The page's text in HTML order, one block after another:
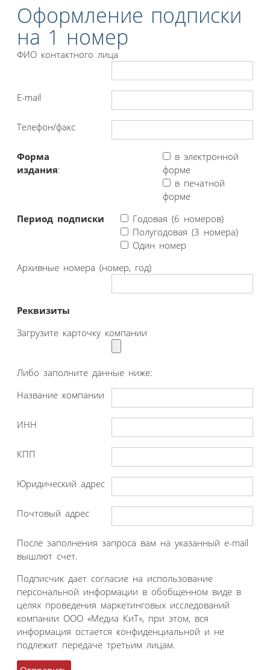
Оформление подписки
на 1 номер
ФИО контактного лица
E-mail
Телефон/факс
Форма
издания:
в электронной
форме
в печатной
форме
Период подписки
Годовая (6 номеров)
Полугодовая (3 номера)
Один номер
Архивные номера (номер, год)
Реквизиты
Загрузите карточку компании
Либо заполните данные ниже:
Название компании
ИНН
КПП
Юридический адрес
Почтовый адрес
После заполнения запроса вам на указанный e-mail
вышлют счет.
Подписчик дает согласие на использование
персональной информации в обобщенном виде в
целях проведения маркетинговых исследований
компании ООО «Медиа КиТ», при этом, вся
информация остается конфиденциальной и не
подлежит передаче третьим лицам.